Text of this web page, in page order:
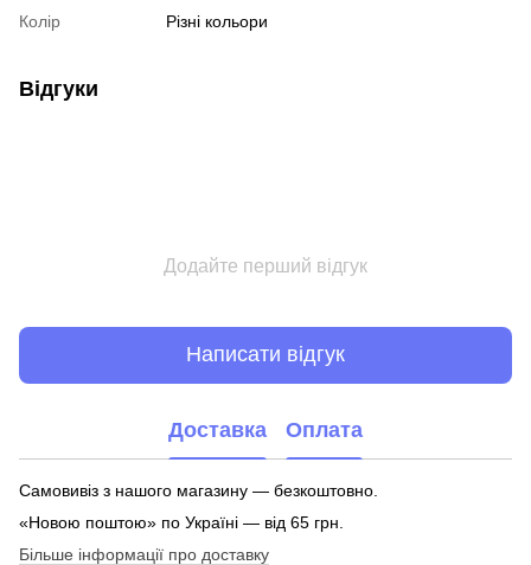
Колір
Різні кольори
Відгуки
Додайте перший відгук
Написати відгук
Доставка Оплата
Самовивіз з нашого магазину — безкоштовно.
«Новою поштою» по Україні — від 65 грн.
Більше інформації про доставку